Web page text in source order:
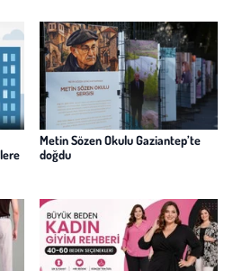
Metin Sözen Okulu Gaziantep’te
doğdu